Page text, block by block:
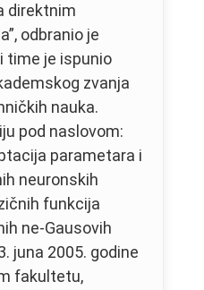
direktnim
odbranio je
time je ispunio
zvanja
nauka.
pod naslovom:
parametara i
neuronskih
funkcija
ne-Gausovih
juna 2005. godine
fakultetu,